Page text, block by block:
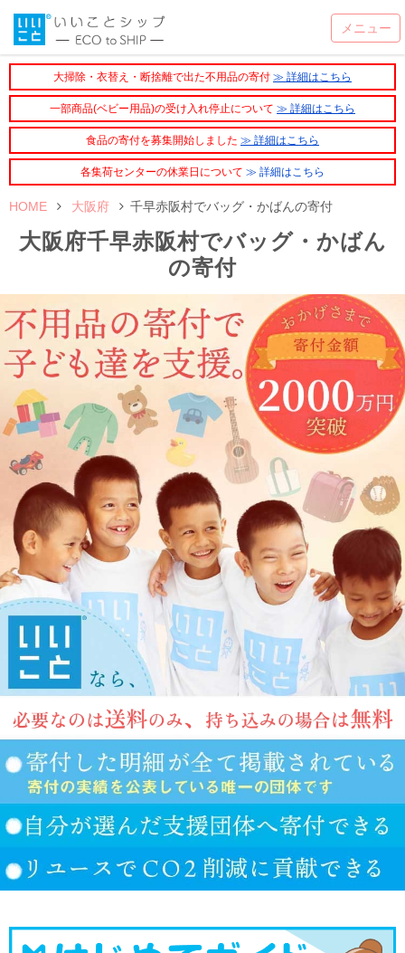
大掃除・衣替え・断捨離で出た不用品の寄付 ≫ 詳細はこちら
一部商品(ベビー用品)の受け入れ停止について ≫ 詳細はこちら
食品の寄付を募集開始しました ≫ 詳細はこちら
各集荷センターの休業日について ≫ 詳細はこちら
HOME 大阪府 千早赤阪村でバッグ・かばんの寄付
大阪府千早赤阪村でバッグ・かばん
の寄付